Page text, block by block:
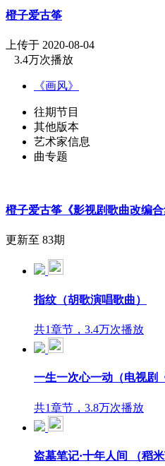
橙子爱古筝
上传于 2020-08-04
3.4万次播放
《画风》
往期节目
其他版本
艺术家信息
曲专题
橙子爱古筝《影视剧歌曲改编合
更新至 83期
指纹（胡歌演唱歌曲）
共1章节，3.4万次播放
一生一次心一动（电视剧
共1章节，3.8万次播放
盗墓笔记·十年人间 （稻